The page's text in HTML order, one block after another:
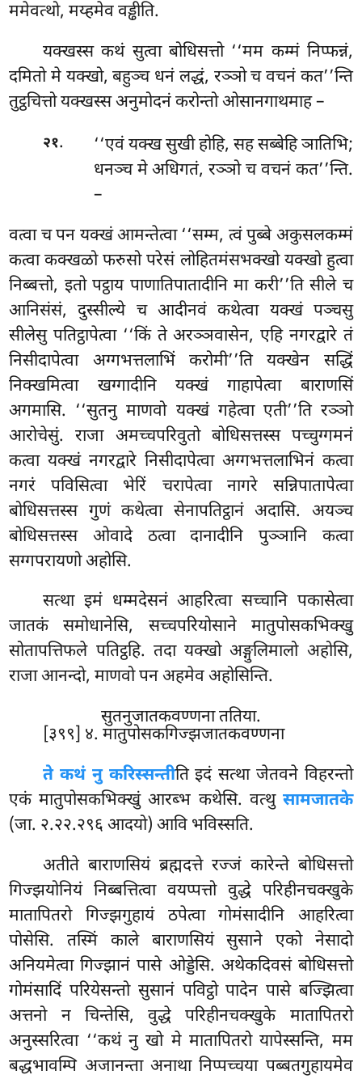
ममेवत्थो, मय्हमेव वड्ढीति.
यक्खस्स कथं सुत्वा बोधिसत्तो ‘‘मम कम्मं निप्फन्नं,
दमितो मे यक्खो, बहुञ्च धनं लद्धं, रञ्ञो च वचनं कत’’न्ति
तुट्ठचित्तो यक्खस्स अनुमोदनं करोन्तो ओसानगाथमाह –
२१.
‘‘एवं यक्ख सुखी होहि, सह सब्बेहि ञातिभि;
धनञ्च मे अधिगतं, रञ्ञो च वचनं कत’’न्ति.
–
वत्वा च पन यक्खं आमन्तेत्वा ‘‘सम्म, त्वं पुब्बे अकुसलकम्मं
कत्वा कक्खळो फरुसो परेसं लोहितमंसभक्खो यक्खो हुत्वा
निब्बत्तो, इतो पट्ठाय पाणातिपातादीनि मा करी’’ति सीले च
आनिसंसं, दुस्सील्ये च आदीनवं कथेत्वा यक्खं पञ्चसु
सीलेसु पतिट्ठापेत्वा ‘‘किं ते अरञ्ञवासेन, एहि नगरद्वारे तं
निसीदापेत्वा अग्गभत्तलाभिं करोमी’’ति यक्खेन सद्धिं
निक्खमित्वा खग्गादीनि यक्खं गाहापेत्वा बाराणसिं
अगमासि. ‘‘सुतनु माणवो यक्खं गहेत्वा एती’’ति रञ्ञो
आरोचेसुं. राजा अमच्चपरिवुतो बोधिसत्तस्स पच्चुग्गमनं
कत्वा यक्खं नगरद्वारे निसीदापेत्वा अग्गभत्तलाभिनं कत्वा
नगरं पविसित्वा भेरिं चरापेत्वा नागरे सन्निपातापेत्वा
बोधिसत्तस्स गुणं कथेत्वा सेनापतिट्ठानं अदासि. अयञ्च
बोधिसत्तस्स ओवादे ठत्वा दानादीनि पुञ्ञानि कत्वा
सग्गपरायणो अहोसि.
सत्था इमं धम्मदेसनं आहरित्वा सच्चानि पकासेत्वा
जातकं समोधानेसि, सच्चपरियोसाने मातुपोसकभिक्खु
सोतापत्तिफले पतिट्ठहि. तदा यक्खो अङ्गुलिमालो अहोसि,
राजा आनन्दो, माणवो पन अहमेव अहोसिन्ति.
सुतनुजातकवण्णना ततिया.
[३९९] ४. मातुपोसकगिज्झजातकवण्णना
ते कथं नु करिस्सन्तीति इदं सत्था जेतवने विहरन्तो
एकं मातुपोसकभिक्खुं आरब्भ कथेसि. वत्थु सामजातके
(जा. २.२२.२९६ आदयो) आवि भविस्सति.
अतीते बाराणसियं ब्रह्मदत्ते रज्जं कारेन्ते बोधिसत्तो
गिज्झयोनियं निब्बत्तित्वा वयप्पत्तो वुद्धे परिहीनचक्खुके
मातापितरो गिज्झगुहायं ठपेत्वा गोमंसादीनि आहरित्वा
पोसेसि. तस्मिं काले बाराणसियं सुसाने एको नेसादो
अनियमेत्वा गिज्झानं पासे ओड्डेसि. अथेकदिवसं बोधिसत्तो
गोमंसादिं परियेसन्तो सुसानं पविट्ठो पादेन पासे बज्झित्वा
अत्तनो न चिन्तेसि, वुद्धे परिहीनचक्खुके मातापितरो
अनुस्सरित्वा ‘‘कथं नु खो मे मातापितरो यापेस्सन्ति, मम
बद्धभावम्पि अजानन्ता अनाथा निप्पच्चया पब्बतगुहायमेव